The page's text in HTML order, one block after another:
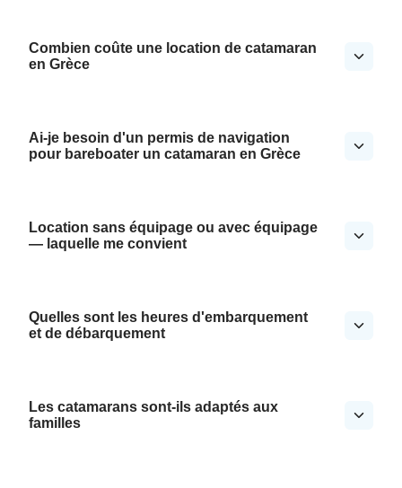
Combien coûte une location de catamaran
en Grèce
Ai-je besoin d'un permis de navigation
pour bareboater un catamaran en Grèce
Location sans équipage ou avec équipage
— laquelle me convient
Quelles sont les heures d'embarquement
et de débarquement
Les catamarans sont-ils adaptés aux
familles